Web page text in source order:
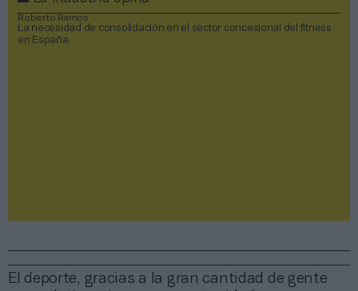
Roberto Ramos
La necesidad de consolidación en el sector concesional del fitness
en España
El deporte, gracias a la gran cantidad de gente